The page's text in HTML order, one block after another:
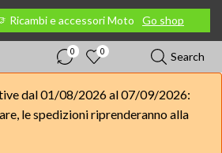
Ricambi e accessori Moto Go shop
0 0 Search
dal 01/08/2026 al 07/09/2026:
le spedizioni riprenderanno alla